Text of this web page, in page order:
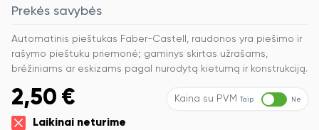
Prekės savybės
Automatinis pieštukas Faber-Castell, raudonos yra piešimo ir
rašymo pieštuku priemonė; gaminys skirtas užrašams,
brėžiniams ar eskizams pagal nurodytą kietumą ir konstrukciją.
2,50 € Kaina su PVM Taip Ne
Laikinai neturime